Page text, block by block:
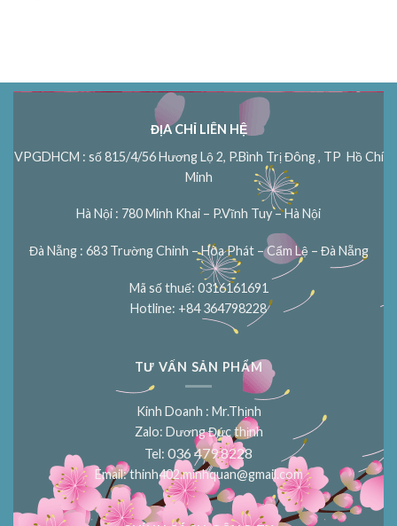
ĐỊA CHỈ LIÊN HỆ
VPGDHCM : số 815/4/56 Hương Lộ 2, P.Bình Trị Đông , TP Hồ Chí
Minh
Hà Nội : 780 Minh Khai – P.Vĩnh Tuy – Hà Nội
Đà Nẵng : 683 Trường Chinh – Hòa Phát – Cẩm Lệ – Đà Nẵng
Mã số thuế: 0316161691
Hotline: +84 364798228
TƯ VẤN SẢN PHẨM
Kinh Doanh : Mr.Thịnh
Zalo: Dương Đức thịnh
Tel: 036 479 8228
Email:thinh402.minhquan@gmail.com